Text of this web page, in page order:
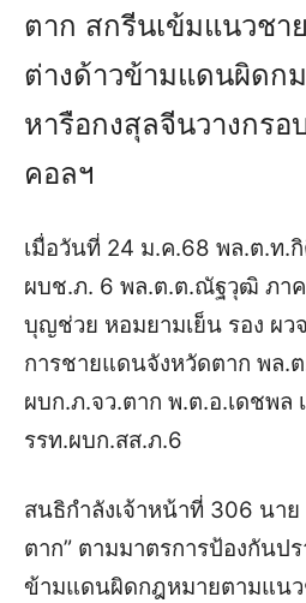
ตาก สกรีนเข้มแนวชา
ต่างด้าวข้ามแดนผิดก
หารือกงสุลจีนวางกร
คอลฯ
เมื่อวันที่ 24 ม.ค.68 พล.ต.ท.
ผบช.ภ. 6 พล.ต.ต.ณัฐวุฒิ ภา
บุญช่วย หอมยามเย็น รอง ผว
การชายแดนจังหวัดตาก พล.
ผบก.ภ.จว.ตาก พ.ต.อ.เดชพล
รรท.ผบก.สส.ภ.6
สนธิกำลังเจ้าหน้าที่ 306 นาย
ตาก” ตามมาตรการป้องกันป
ข้ามแดนผิดกฎหมายตามแน